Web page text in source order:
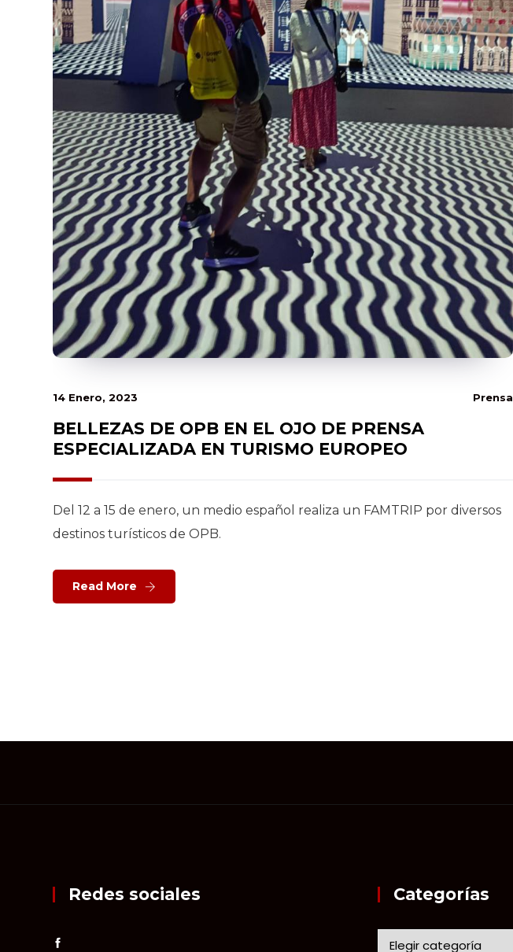
14 Enero, 2023 Prensa
BELLEZAS DE OPB EN EL OJO DE PRENSA
ESPECIALIZADA EN TURISMO EUROPEO
Del 12 a 15 de enero, un medio español realiza un FAMTRIP por diversos
destinos turísticos de OPB.
Read More
Redes sociales Categorías